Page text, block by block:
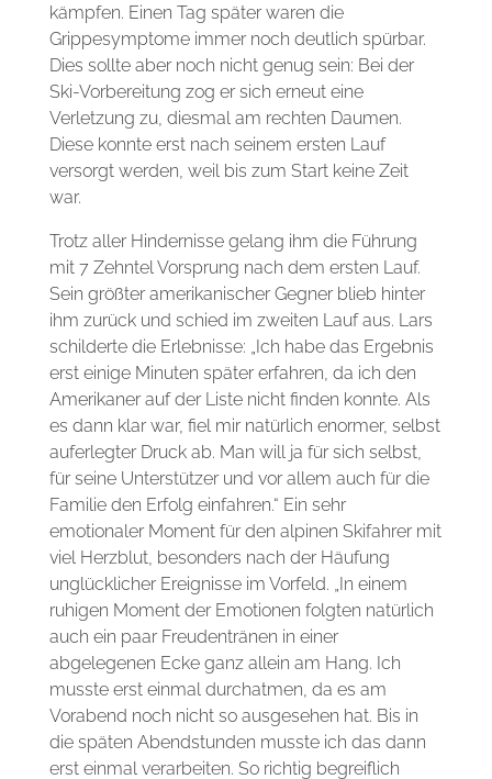
kämpfen. Einen Tag später waren die
Grippesymptome immer noch deutlich spürbar.
Dies sollte aber noch nicht genug sein: Bei der
Ski-Vorbereitung zog er sich erneut eine
Verletzung zu, diesmal am rechten Daumen.
Diese konnte erst nach seinem ersten Lauf
versorgt werden, weil bis zum Start keine Zeit
war.
Trotz aller Hindernisse gelang ihm die Führung
mit 7 Zehntel Vorsprung nach dem ersten Lauf.
Sein größter amerikanischer Gegner blieb hinter
ihm zurück und schied im zweiten Lauf aus. Lars
schilderte die Erlebnisse: „Ich habe das Ergebnis
erst einige Minuten später erfahren, da ich den
Amerikaner auf der Liste nicht finden konnte. Als
es dann klar war, fiel mir natürlich enormer, selbst
auferlegter Druck ab. Man will ja für sich selbst,
für seine Unterstützer und vor allem auch für die
Familie den Erfolg einfahren.“ Ein sehr
emotionaler Moment für den alpinen Skifahrer mit
viel Herzblut, besonders nach der Häufung
unglücklicher Ereignisse im Vorfeld. „In einem
ruhigen Moment der Emotionen folgten natürlich
auch ein paar Freudentränen in einer
abgelegenen Ecke ganz allein am Hang. Ich
musste erst einmal durchatmen, da es am
Vorabend noch nicht so ausgesehen hat. Bis in
die späten Abendstunden musste ich das dann
erst einmal verarbeiten. So richtig begreiflich